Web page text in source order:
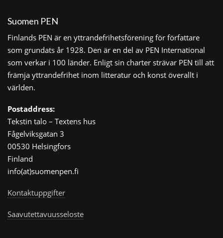
Suomen PEN
Finlands PEN är en yttrandefrihetsförening för författare
som grundats år 1928. Den är en del av PEN International
som verkar i 100 länder. Enligt sin charter strävar PEN till att
främja yttrandefrihet inom litteratur och konst överallt i
världen.
Postaddress:
Tekstin talo – Textens hus
Fågelviksgatan 3
00530 Helsingfors
Finland
info(at)suomenpen.fi
Kontaktuppgifter
Saavutettavuusseloste